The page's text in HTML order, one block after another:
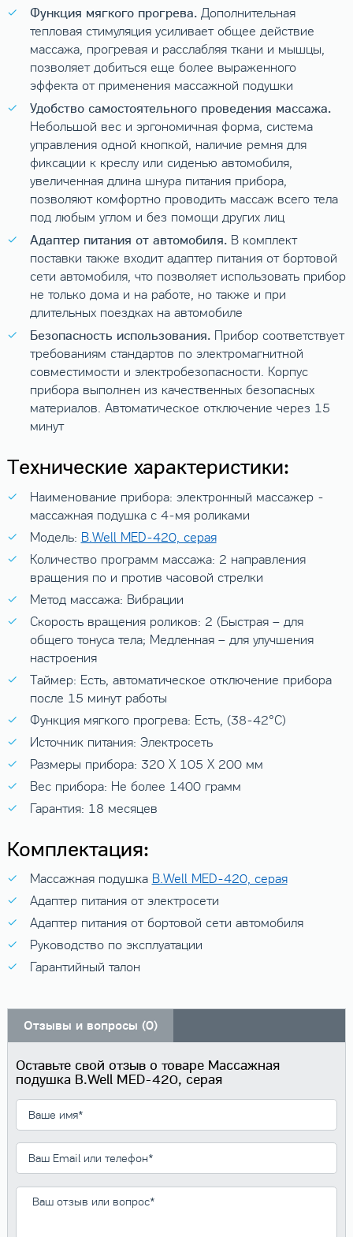
Функция мягкого прогрева.Дополнительная
тепловая стимуляция усиливает общее действие
массажа, прогревая и расслабляя ткани и мышцы,
позволяет добиться еще более выраженного
эффекта от применения массажной подушки
Удобство самостоятельного проведения массажа.
Небольшой вес и эргономичная форма, система
управления одной кнопкой, наличие ремня для
фиксации к креслу или сиденью автомобиля,
увеличенная длина шнура питания прибора,
позволяют комфортно проводить массаж всего тела
под любым углом и без помощи других лиц
Адаптер питания от автомобиля.В комплект
поставки также входит адаптер питания от бортовой
сети автомобиля, что позволяет использовать прибор
не только дома и на работе, но также и при
длительных поездках на автомобиле
Безопасность использования.Прибор соответствует
требованиям стандартов по электромагнитной
совместимости и электробезопасности. Корпус
прибора выполнен из качественных безопасных
материалов. Автоматическое отключение через 15
минут
Технические характеристики:
Наименование прибора: электронный массажер -
массажная подушка с 4-мя роликами
Модель: B.Well MED-420, серая
Количество программ массажа: 2 направления
вращения по и против часовой стрелки
Метод массажа: Вибрации
Скорость вращения роликов: 2 (Быстрая – для
общего тонуса тела; Медленная – для улучшения
настроения
Таймер: Есть, автоматическое отключение прибора
после 15 минут работы
Функция мягкого прогрева: Есть, (38-42°С)
Источник питания: Электросеть
Размеры прибора: 320 X 105 X 200 мм
Вес прибора: Не более 1400 грамм
Гарантия: 18 месяцев
Комплектация:
Массажная подушка B.Well MED-420, серая
Адаптер питания от электросети
Адаптер питания от бортовой сети автомобиля
Руководство по эксплуатации
Гарантийный талон
Отзывы и вопросы (0)
Оставьте свой отзыв о товаре Массажная
подушка B.Well MED-420, серая